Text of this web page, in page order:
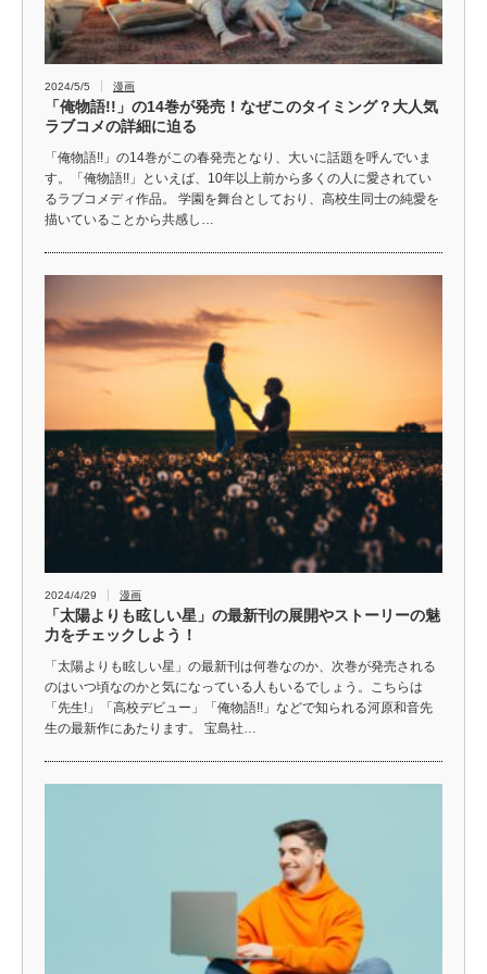
2024/5/5 漫画
「俺物語!!」の14巻が発売！なぜこのタイミング？大人気
ラブコメの詳細に迫る
「俺物語!!」の14巻がこの春発売となり、大いに話題を呼んでいま
す。「俺物語!!」といえば、10年以上前から多くの人に愛されてい
るラブコメディ作品。 学園を舞台としており、高校生同士の純愛を
描いていることから共感し…
2024/4/29 漫画
「太陽よりも眩しい星」の最新刊の展開やストーリーの魅
力をチェックしよう！
「太陽よりも眩しい星」の最新刊は何巻なのか、次巻が発売される
のはいつ頃なのかと気になっている人もいるでしょう。こちらは
「先生!」「高校デビュー」「俺物語!!」などで知られる河原和音先
生の最新作にあたります。 宝島社…